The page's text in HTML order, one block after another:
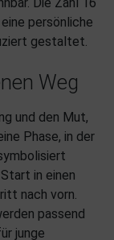
persönliche
gestaltet.
Weg
und den Mut,
Phase, in der
in einen
nach vorn.
passend
junge